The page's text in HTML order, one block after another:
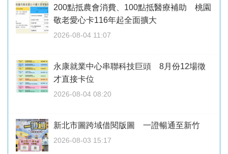
200點抵農會消費、100點抵醫療補助 桃園
敬老愛心卡116年起全面擴大
2026-08-04 11:07
永康就業中心串聯科技巨頭 8月份12場徵
才直接卡位
2026-08-04 08:20
新北市圖跨域借閱版圖 一證暢通至新竹
2026-08-03 15:17